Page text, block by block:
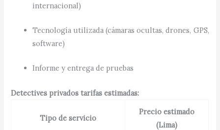
internacional)
Tecnología utilizada (cámaras ocultas, drones, GPS,
software)
Informe y entrega de pruebas
Detectives privados tarifas estimadas:
Tipo de servicio
Precio estimado
(Lima)